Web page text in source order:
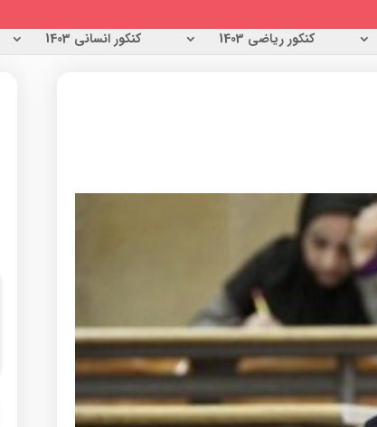
کنکور ریاضی 1403 کنکور انسانی 1403